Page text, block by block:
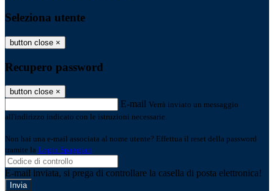
Seleziona utente
button close ×
Recupero password
button close ×
E-mail Verrà inviato un messaggio
all'indirizzo indicato con le istruzioni necessarie.
Non hai una e-mail associata al nome utente? Effettua il reset della password
tramite la Login Spaggiari
E-mail inviata, si prega di controllare la casella di posta elettronica!